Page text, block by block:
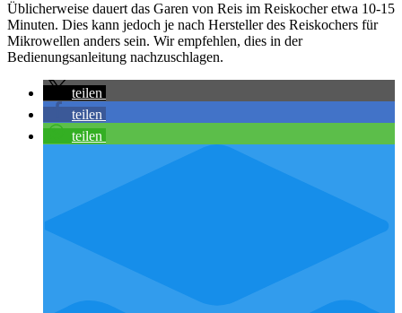
Üblicherweise dauert das Garen von Reis im Reiskocher etwa 10-15
Minuten. Dies kann jedoch je nach Hersteller des Reiskochers für
Mikrowellen anders sein. Wir empfehlen, dies in der
Bedienungsanleitung nachzuschlagen.
teilen
teilen
teilen